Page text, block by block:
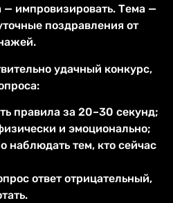
— импровизировать. Тема —
поздравления от
удачный конкурс,
правила за 20–30 секунд;
и эмоционально;
наблюдать тем, кто сейчас
ответ отрицательный,